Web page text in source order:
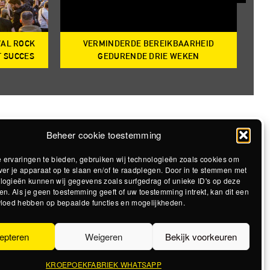
Beheer cookie toestemming
ervaringen te bieden, gebruiken wij technologieën zoals cookies om
je apparaat op te slaan en/of te raadplegen. Door in te stemmen met
kunnen wij gegevens zoals surfgedrag of unieke ID's op deze
Als je geen toestemming geeft of uw toestemming intrekt, kan dit een
hebben op bepaalde functies en mogelijkheden.
Weigeren Bekijk voorkeuren
KROEPOEKFABRIEK WHATSAPP
ROCK
SUCCES
VERMINDERDE BEREIKBAARHEID
GEDURENDE DRIE WEKEN